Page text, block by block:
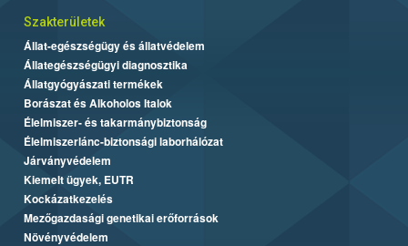
Szakterületek
Állat-egészségügy és állatvédelem
Állategészségügyi diagnosztika
Állatgyógyászati termékek
Borászat és Alkoholos Italok
Élelmiszer- és takarmánybiztonság
Élelmiszerlánc-biztonsági laborhálózat
Járványvédelem
Kiemelt ügyek, EUTR
Kockázatkezelés
Mezőgazdasági genetikai erőforrások
Növényvédelem